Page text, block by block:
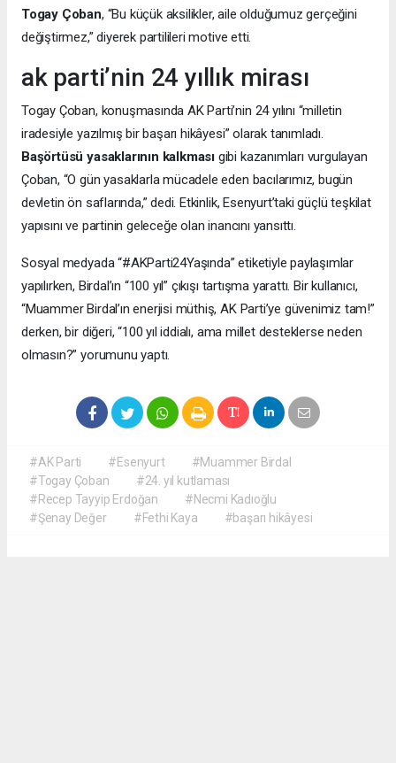
Togay Çoban, “Bu küçük aksilikler, aile olduğumuz gerçeğini
değiştirmez,” diyerek partilileri motive etti.
ak parti’nin 24 yıllık mirası
Togay Çoban, konuşmasında AK Parti’nin 24 yılını “milletin
iradesiyle yazılmış bir başarı hikâyesi” olarak tanımladı.
Başörtüsü yasaklarının kalkması gibi kazanımları vurgulayan
Çoban, “O gün yasaklarla mücadele eden bacılarımız, bugün
devletin ön saflarında,” dedi. Etkinlik, Esenyurt’taki güçlü teşkilat
yapısını ve partinin geleceğe olan inancını yansıttı.
Sosyal medyada “#AKParti24Yaşında” etiketiyle paylaşımlar
yapılırken, Birdal’ın “100 yıl” çıkışı tartışma yarattı. Bir kullanıcı,
“Muammer Birdal’ın enerjisi müthiş, AK Parti’ye güvenimiz tam!”
derken, bir diğeri, “100 yıl iddialı, ama millet desteklerse neden
olmasın?” yorumunu yaptı.
#AK Parti #Esenyurt
#Muammer Birdal
#Togay Çoban
#24. yıl kutlaması
#Recep Tayyip Erdoğan
#Necmi Kadıoğlu
#Şenay Değer
#Fethi Kaya #başarı hikâyesi